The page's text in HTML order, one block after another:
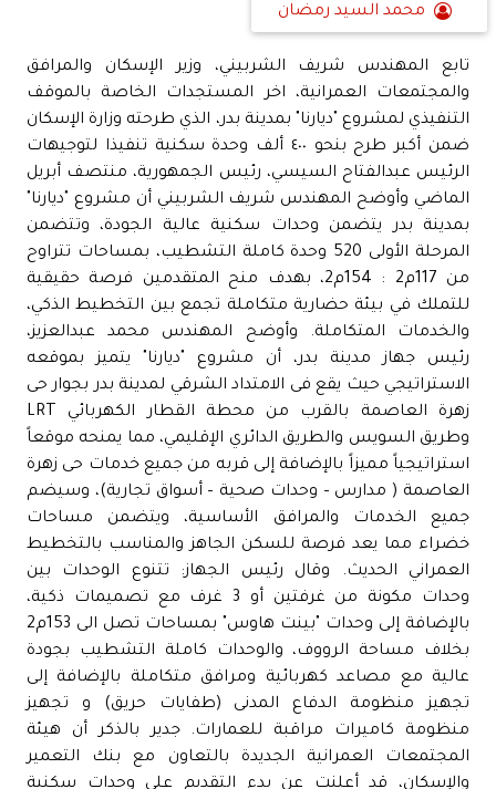
محمد السيد رمضان
تابع المهندس شريف الشربيني، وزير الإسكان والمرافق
والمجتمعات العمرانية، اخر المستجدات الخاصة بالموقف
التنفيذي لمشروع "ديارنا" بمدينة بدر، الذي طرحته وزارة الإسكان
ضمن أكبر طرح بنحو ٤٠٠ ألف وحدة سكنية تنفيذا لتوجيهات
الرئيس عبدالفتاح السيسي، رئيس الجمهورية، منتصف أبريل
الماضي وأوضح المهندس شريف الشربيني أن مشروع "ديارنا"
بمدينة بدر يتضمن وحدات سكنية عالية الجودة، وتتضمن
المرحلة الأولى 520 وحدة كاملة التشطيب، بمساحات تتراوح
من 117م2 : 154م2، بهدف منح المتقدمين فرصة حقيقية
للتملك في بيئة حضارية متكاملة تجمع بين التخطيط الذكي،
والخدمات المتكاملة. وأوضح المهندس محمد عبدالعزيز،
رئيس جهاز مدينة بدر، أن مشروع "ديارنا" يتميز بموقعه
الاستراتيجي حيث يقع فى الامتداد الشرقي لمدينة بدر بجوار حى
زهرة العاصمة بالقرب من محطة القطار الكهربائي LRT
وطريق السويس والطريق الدائري الإقليمي، مما يمنحه موقعاً
استراتيجياً مميزاً بالإضافة إلى قربه من جميع خدمات حى زهرة
العاصمة ( مدارس – وحدات صحية – أسواق تجارية)، وسيضم
جميع الخدمات والمرافق الأساسية، ويتضمن مساحات
خضراء مما يعد فرصة للسكن الجاهز والمناسب بالتخطيط
العمراني الحديث. وقال رئيس الجهاز: تتنوع الوحدات بين
وحدات مكونة من غرفتين أو 3 غرف مع تصميمات ذكية،
بالإضافة إلى وحدات "بينت هاوس" بمساحات تصل الى 153م2
بخلاف مساحة الرووف، والوحدات كاملة التشطيب بجودة
عالية مع مصاعد كهربائية ومرافق متكاملة بالإضافة إلى
تجهيز منظومة الدفاع المدنى (طفايات حريق) و تجهيز
منظومة كاميرات مراقبة للعمارات. جدير بالذكر أن هيئة
المجتمعات العمرانية الجديدة بالتعاون مع بنك التعمير
والإسكان، قد أعلنت عن بدء التقديم على وحدات سكنية